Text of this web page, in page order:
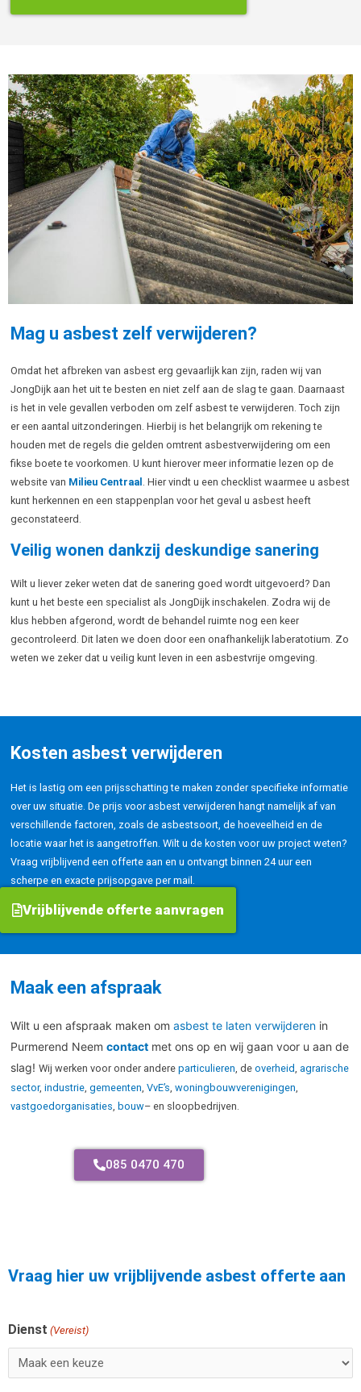
Mag u asbest zelf verwijderen?
Omdat het afbreken van asbest erg gevaarlijk kan zijn, raden wij van
JongDijk aan het uit te besten en niet zelf aan de slag te gaan. Daarnaast
is het in vele gevallen verboden om zelf asbest te verwijderen. Toch zijn
er een aantal uitzonderingen. Hierbij is het belangrijk om rekening te
houden met de regels die gelden omtrent asbestverwijdering om een
fikse boete te voorkomen. U kunt hierover meer informatie lezen op de
website van Milieu Centraal
. Hier vindt u een checklist waarmee u asbest
kunt herkennen en een stappenplan voor het geval u asbest heeft
geconstateerd.
Veilig wonen dankzij deskundige sanering
Wilt u liever zeker weten dat de sanering goed wordt uitgevoerd? Dan
kunt u het beste een specialist als JongDijk inschakelen. Zodra wij de
klus hebben afgerond, wordt de behandel ruimte nog een keer
gecontroleerd. Dit laten we doen door een onafhankelijk laberatotium. Zo
weten we zeker dat u veilig kunt leven in een asbestvrije omgeving.
Kosten asbest verwijderen
Het is lastig om een prijsschatting te maken zonder specifieke informatie
over uw situatie. De prijs voor asbest verwijderen hangt namelijk af van
verschillende factoren, zoals de asbestsoort, de hoeveelheid en de
locatie waar het is aangetroffen. Wilt u de kosten voor uw project weten?
Vraag vrijblijvend een offerte aan en u ontvangt binnen 24 uur een
scherpe en exacte prijsopgave per mail.
Vrijblijvende offerte aanvragen
Maak een afspraak
Wilt u een afspraak maken om asbest te laten verwijderenin
Purmerend Neem contactmet ons op en wij gaan voor u aan de
slag! Wij werken voor onder andere particulieren , de overheid agrarische
sector, industrie, gemeenten VvE’s woningbouwverenigingen
vastgoedorganisaties bouw– en sloopbedrijven.
085 0470 470
Vraag hier uw vrijblijvende asbest offerte aan
Dienst (Vereist)
Voornaam